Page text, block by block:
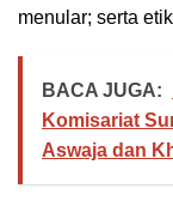
menular; serta
BACA JUGA:
Komisariat
Aswaja dan